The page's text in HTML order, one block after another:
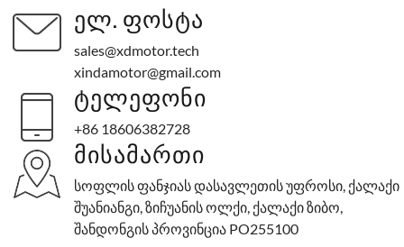
ᲔᲚ. ᲤᲝᲡᲢᲐ
sales@xdmotor.tech
xindamotor@gmail.com
ᲢᲔᲚᲔᲤᲝᲜᲘ
+86 18606382728
ᲛᲘᲡᲐᲛᲐᲠᲗᲘ
სოფლის ფანჯიას დასავლეთის უფროსი, ქალაქი
შუანიანგი, ზიჩუანის ოლქი, ქალაქი ზიბო,
შანდონგის პროვინცია PO255100